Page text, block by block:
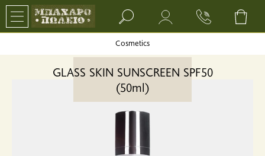
Search bar input field
Cosmetics
GLASS SKIN SUNSCREEN SPF50
(50ml)